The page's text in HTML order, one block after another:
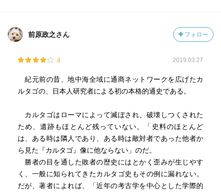
前原政之さん フォロー
4 2019.03.27
紀元前の昔、地中海全域に通商ネットワークを広げたカ
ルタゴの、日本人研究者による初の本格的通史である。
カルタゴはローマによって滅ぼされ、破壊しつくされた
ため、遺跡もほとんど残っていない。「史料のほとんど
は、ある時は隣人であり、ある時は敵対者であった他者か
ら見た『カルタゴ』像に他ならない」のだ。
勝者の目を通した敗者の歴史にはとかく歪みが生じやす
く、一般に知られてきたカルタゴ史もその例に漏れない。
だが、著者によれば、「近年の考古学を中心とした学際的